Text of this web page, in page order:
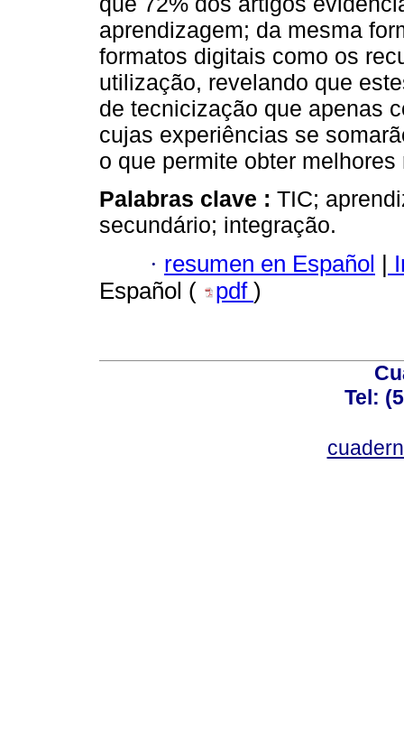
aprendizagem; da mesma
formatos digitais como os
utilização, revelando que
de tecnicização que apenas
cujas experiências se
o que permite obter melhores
Palabras clave : TIC;
secundário; integração.
· resumen en Español |
Español (
pdf )
Tel: